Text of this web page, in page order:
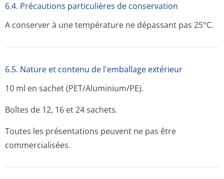
6.4. Précautions particulières de conservation
A conserver à une température ne dépassant pas 25°C.
6.5. Nature et contenu de l'emballage extérieur
10 ml en sachet (PET/Aluminium/PE).
Boîtes de 12, 16 et 24 sachets.
Toutes les présentations peuvent ne pas être
commercialisées.